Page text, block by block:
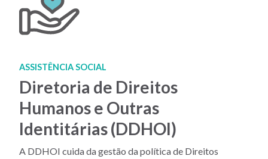
ASSISTÊNCIA SOCIAL
Diretoria de Direitos
Humanos e Outras
Identitárias (DDHOI)
A DDHOI cuida da gestão da política de Direitos